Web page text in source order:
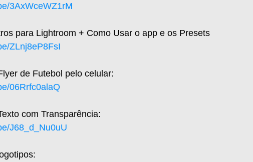
3AxWceWZ1rM
para Lightroom + Como Usar o app e os Presets
ZLnj8eP8FsI
de Futebol pelo celular:
06Rrfc0alaQ
com Transparência:
J68_d_Nu0uU